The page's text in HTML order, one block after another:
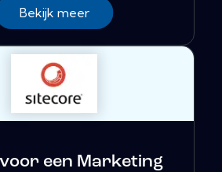
Bekijk meer
een Marketing